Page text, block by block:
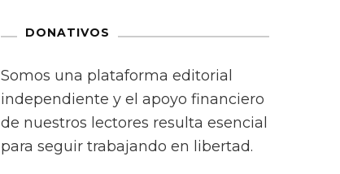
DONATIVOS
Somos una plataforma editorial
independiente y el apoyo financiero
de nuestros lectores resulta esencial
para seguir trabajando en libertad.